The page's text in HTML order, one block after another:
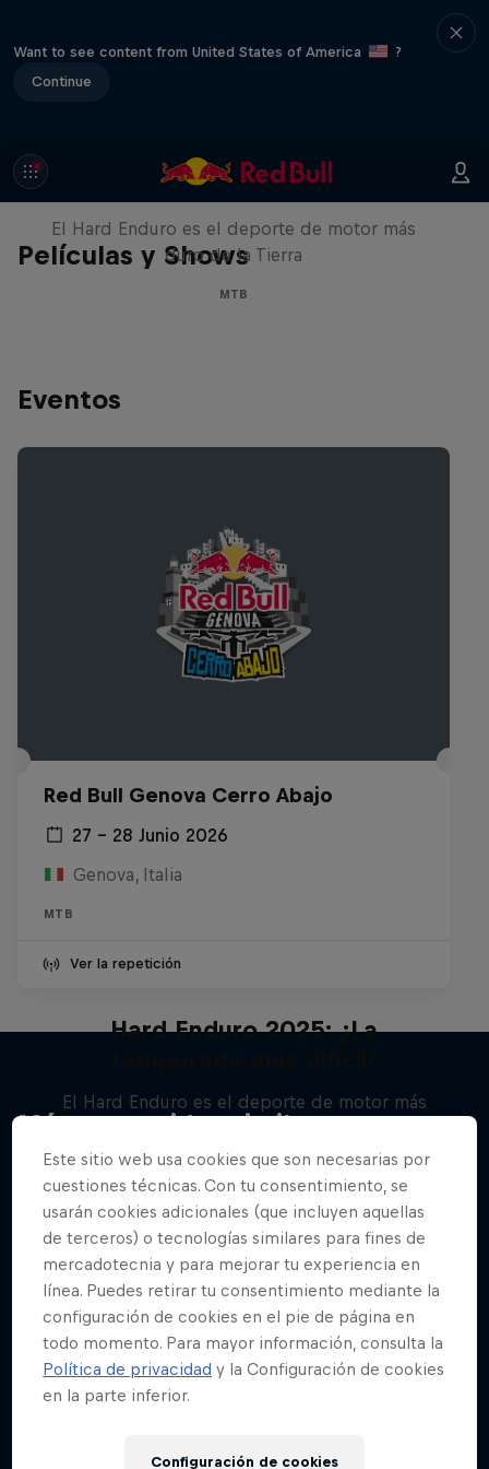
Want to see content from United States of America
?
Continue
Películas y Shows
Hard Enduro 2025: ¿La
temporada más difícil?
El Hard Enduro es el deporte de motor más
duro de la Tierra
MTB
Eventos
Red Bull Genova Cerro Abajo
27 – 28 Junio 2026
Genova, Italia
MTB
Ver la repetición
Más contenidos similares
Hard Enduro 2025: ¿La
El Hard Enduro es el deporte de motor más
MTB
Este sitio web usa cookies que son necesarias por
cuestiones técnicas. Con tu consentimiento, se
usarán cookies adicionales (que incluyen aquellas
de terceros) o tecnologías similares para fines de
mercadotecnia y para mejorar tu experiencia en
línea. Puedes retirar tu consentimiento mediante la
configuración de cookies en el pie de página en
todo momento. Para mayor información, consulta la
Política de privacidad y la Configuración de cookies
en la parte inferior.
Configuración de cookies